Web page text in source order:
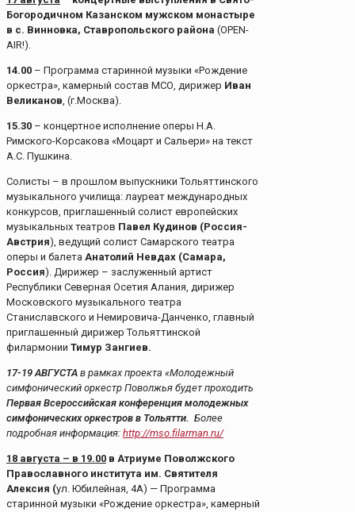
Богородичном Казанском мужском монастыре
в с. Винновка, Ставропольского района (OPEN-
AIR!).
14.00 – Программа старинной музыки «Рождение
оркестра», камерный состав МСО, дирижер Иван
Великанов, (г.Москва).
15.30 – концертное исполнение оперы Н.А.
Римского-Корсакова «Моцарт и Сальери» на текст
А.С. Пушкина.
Солисты – в прошлом выпускники Тольяттинского
музыкального училища: лауреат международных
конкурсов, приглашенный солист европейских
музыкальных театров Павел Кудинов (Россия-
Австрия), ведущий солист Самарского театра
оперы и балета Анатолий Невдах (Самара,
Россия). Дирижер – заслуженный артист
Республики Северная Осетия Алания, дирижер
Московского музыкального театра
Станиславского и Немировича-Данченко, главный
приглашенный дирижер Тольяттинской
филармонии Тимур Зангиев.
17-19 АВГУСТА в рамках проекта «Молодежный
симфонический оркестр Поволжья будет проходить
Первая Всероссийская конференция молодежных
симфонических оркестров в Тольятти. Более
подробная информация: http://mso.filarman.ru/
18 августа – в 19.00 в Атриуме Поволжского
Православного института им. Святителя
Алексия (ул. Юбилейная, 4А) — Программа
старинной музыки «Рождение оркестра», камерный